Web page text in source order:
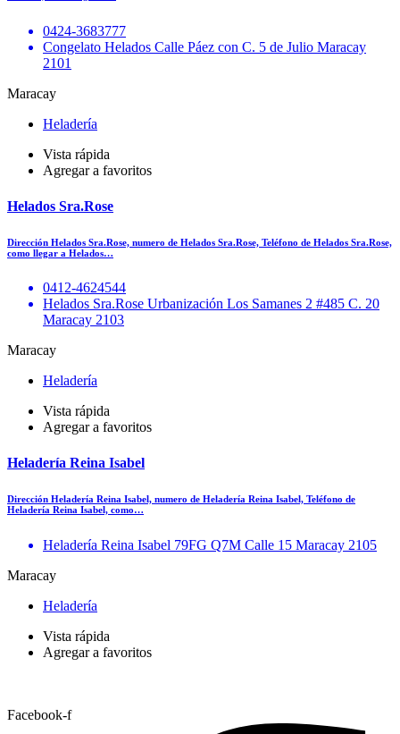
0424-3683777
Congelato Helados Calle Páez con C. 5 de Julio Maracay
2101
Maracay
Heladería
Vista rápida
Agregar a favoritos
Helados Sra.Rose
Dirección Helados Sra.Rose, numero de Helados Sra.Rose, Teléfono de Helados Sra.Rose,
como llegar a Helados…
0412-4624544
Helados Sra.Rose Urbanización Los Samanes 2 #485 C. 20
Maracay 2103
Maracay
Heladería
Vista rápida
Agregar a favoritos
Heladería Reina Isabel
Dirección Heladería Reina Isabel, numero de Heladería Reina Isabel, Teléfono de
Heladería Reina Isabel, como…
Heladería Reina Isabel 79FG Q7M Calle 15 Maracay 2105
Maracay
Heladería
Vista rápida
Agregar a favoritos
Facebook-f